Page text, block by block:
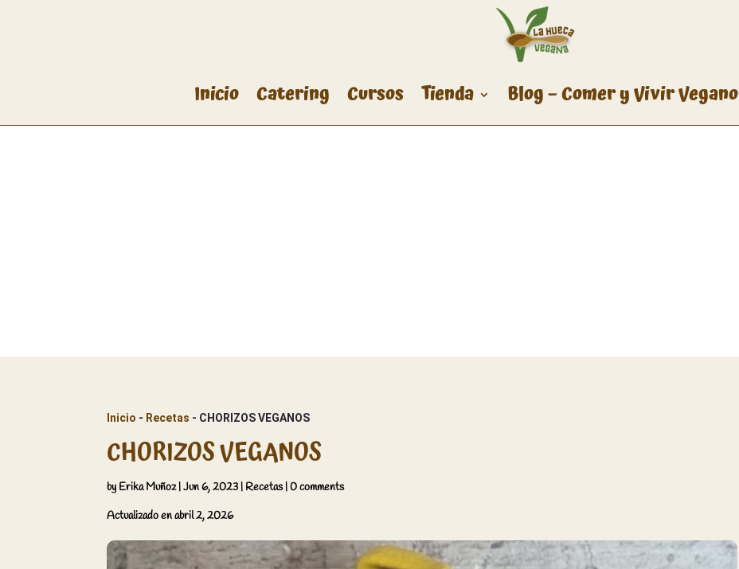
Inicio Catering Cursos Tienda Blog – Comer y Vivir Vegano
Inicio - Recetas - CHORIZOS VEGANOS
CHORIZOS VEGANOS
by Erika Muñoz|Jun 6, 2023| Recetas|0 comments
Actualizado en abril 2, 2026